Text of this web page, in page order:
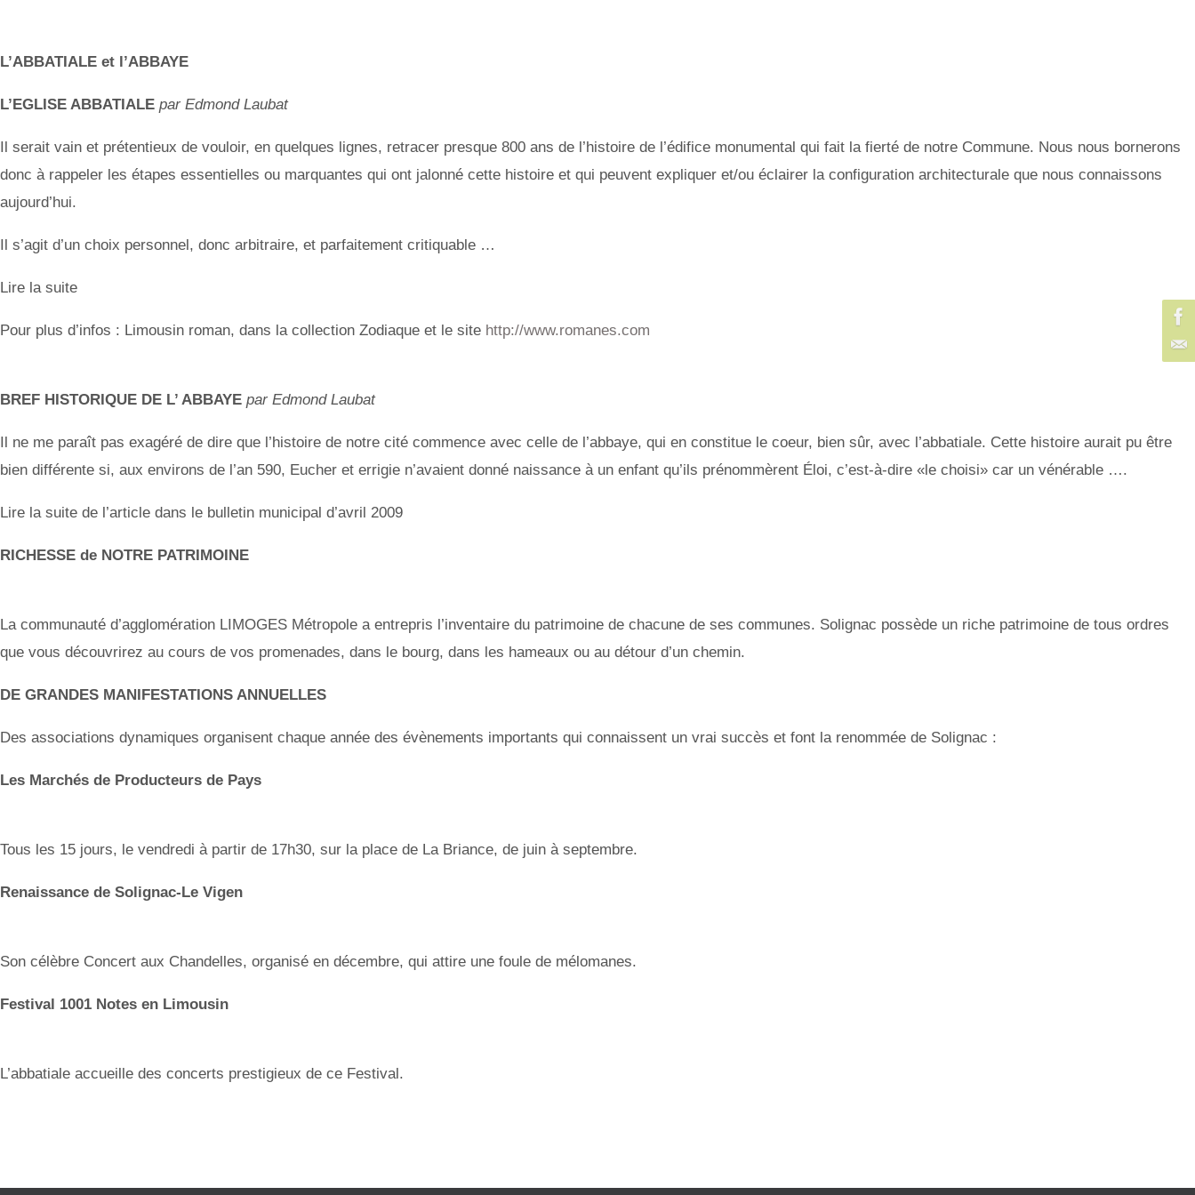
L’ABBATIALE et l’ABBAYE
L’EGLISE ABBATIALE par Edmond Laubat
Il serait vain et prétentieux de vouloir, en quelques lignes, retracer presque 800 ans de l’histoire de l’édifice monumental qui fait la fierté de notre Commune. Nous nous bornerons
donc à rappeler les étapes essentielles ou marquantes qui ont jalonné cette histoire et qui peuvent expliquer et/ou éclairer la configuration architecturale que nous connaissons
aujourd’hui.
Il s’agit d’un choix personnel, donc arbitraire, et parfaitement critiquable …
Lire la suite
Pour plus d’infos : Limousin roman, dans la collection Zodiaque et le site http://www.romanes.com
BREF HISTORIQUE DE L’ ABBAYE par Edmond Laubat
Il ne me paraît pas exagéré de dire que l’histoire de notre cité commence avec celle de l’abbaye, qui en constitue le coeur, bien sûr, avec l’abbatiale. Cette histoire aurait pu être
bien différente si, aux environs de l’an 590, Eucher et errigie n’avaient donné naissance à un enfant qu’ils prénommèrent Éloi, c’est-à-dire «le choisi» car un vénérable ….
Lire la suite de l’article dans le bulletin municipal d’avril 2009
RICHESSE de NOTRE PATRIMOINE
La communauté d’agglomération LIMOGES Métropole a entrepris l’inventaire du patrimoine de chacune de ses communes. Solignac possède un riche patrimoine de tous ordres
que vous découvrirez au cours de vos promenades, dans le bourg, dans les hameaux ou au détour d’un chemin.
DE GRANDES MANIFESTATIONS ANNUELLES
Des associations dynamiques organisent chaque année des évènements importants qui connaissent un vrai succès et font la renommée de Solignac :
Les Marchés de Producteurs de Pays
Tous les 15 jours, le vendredi à partir de 17h30, sur la place de La Briance, de juin à septembre.
Renaissance de Solignac-Le Vigen
Son célèbre Concert aux Chandelles, organisé en décembre, qui attire une foule de mélomanes.
Festival 1001 Notes en Limousin
L’abbatiale accueille des concerts prestigieux de ce Festival.